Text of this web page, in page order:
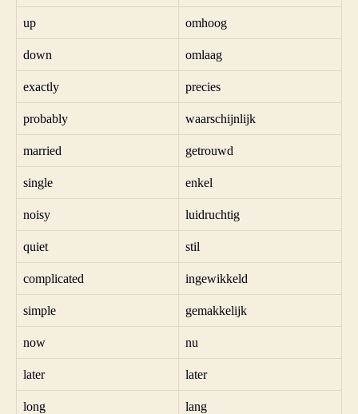
up omhoog
down omlaag
exactly precies
probably waarschijnlijk
married getrouwd
single enkel
noisy luidruchtig
quiet stil
complicated ingewikkeld
simple gemakkelijk
now nu
later later
long lang